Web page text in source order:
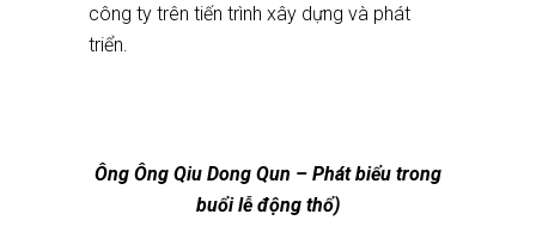
công ty trên tiến trình xây dựng và phát
triển.
Ông Ông Qiu Dong Qun – Phát biểu trong
buổi lễ động thổ)